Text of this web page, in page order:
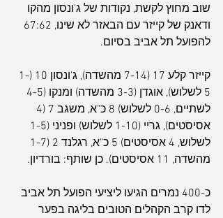
שוב מחוץ לקשת, נקודות של ג'ונסון מהקו
להפועל תל אביב בסיום.
קייזר קלע 17 (7-14 מהשדה), ג'ונסון 10 (1-
מהשדה, 11 אסיסטים). כן שותף: בורדיון.
כ-400 נמרים הגיעו ליציעי הפועל תל אביב
לדו קרב הקהלים הטובים בליגה בפער